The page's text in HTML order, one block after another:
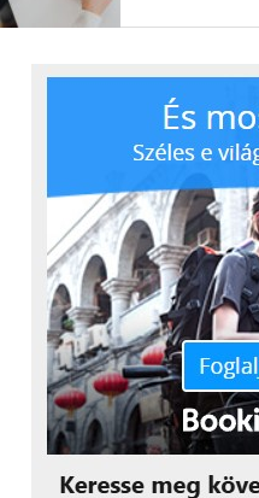
– mondta el Ángyán
“Arra is
voltunk,
fordítanák
időt a női
látjuk az
dolgozunk
hogy
energiát